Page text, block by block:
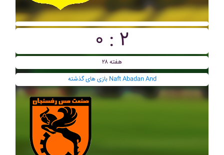
۰ : ۲
هفته ۲۸
بازی های گذشته Naft Abadan And